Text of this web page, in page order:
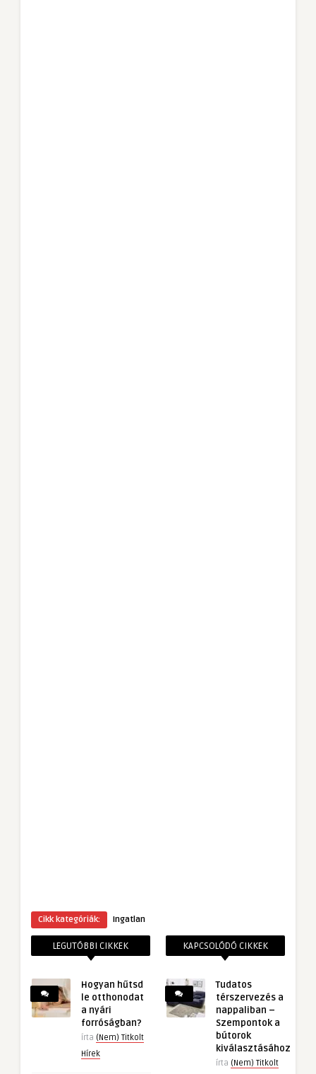
Cikk kategóriák: Ingatlan
LEGUTÓBBI CIKKEK
Hogyan hűtsd
le otthonodat
a nyári
forróságban?
írta (Nem) Titkolt
Hírek
KAPCSOLÓDÓ CIKKEK
Tudatos
térszervezés a
nappaliban –
Szempontok a
bútorok
kiválasztásához
írta (Nem) Titkolt